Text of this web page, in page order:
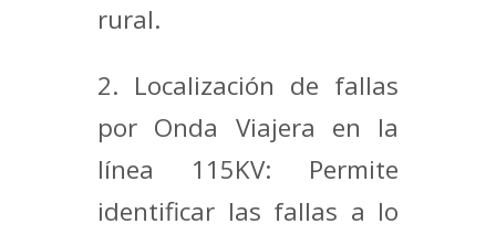
rural.
2. Localización de fallas
por Onda Viajera en la
línea 115KV: Permite
identificar las fallas a lo